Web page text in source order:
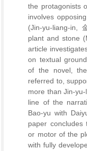
the protagonists
involves
(Jin-yu-liang-in,
plant and stone
article
on textual
of the novel,
referred to,
more than Jin-
line of the
Bao-yu with
paper concludes
or motor of the
with fully